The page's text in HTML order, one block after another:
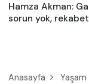
Hamza Akman:
sorun yok,
Anasayfa Yaşam